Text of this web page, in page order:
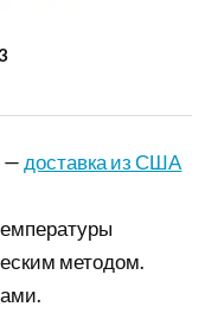
— доставка из США
методом.